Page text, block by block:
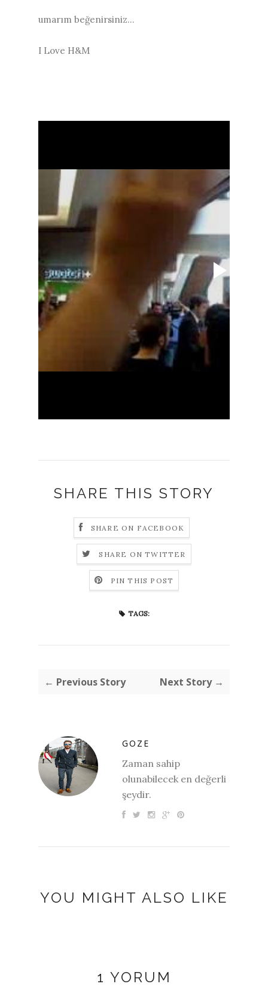
umarım beğenirsiniz...
I Love H&M
SHARE THIS STORY
SHARE ON FACEBOOK
SHARE ON TWITTER
PIN THIS POST
TAGS:
← Previous Story Next Story →
GOZE
Zaman sahip
olunabilecek en değerli
şeydir.
YOU MIGHT ALSO LIKE
1 YORUM